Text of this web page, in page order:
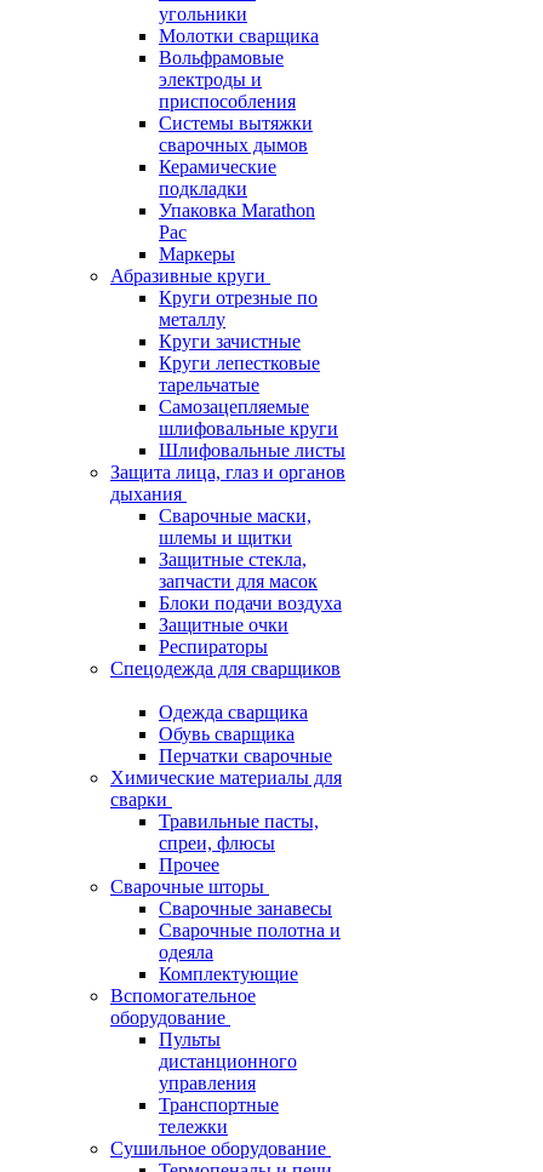
угольники
Молотки сварщика
Вольфрамовые
электроды и
приспособления
Системы вытяжки
сварочных дымов
Керамические
подкладки
Упаковка Marathon
Pac
Маркеры
Абразивные круги
Круги отрезные по
металлу
Круги зачистные
Круги лепестковые
тарельчатые
Самозацепляемые
шлифовальные круги
Шлифовальные листы
Защита лица, глаз и органов
дыхания
Сварочные маски,
шлемы и щитки
Защитные стекла,
запчасти для масок
Блоки подачи воздуха
Защитные очки
Респираторы
Спецодежда для сварщиков
Одежда сварщика
Обувь сварщика
Перчатки сварочные
Химические материалы для
сварки
Травильные пасты,
спреи, флюсы
Прочее
Сварочные шторы
Сварочные занавесы
Сварочные полотна и
одеяла
Комплектующие
Вспомогательное
оборудование
Пульты
дистанционного
управления
Транспортные
тележки
Сушильное оборудование